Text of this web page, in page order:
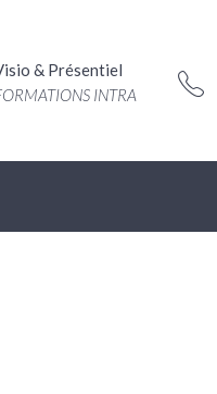
& Présentiel
INTRA